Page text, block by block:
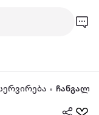
ჩანგალი